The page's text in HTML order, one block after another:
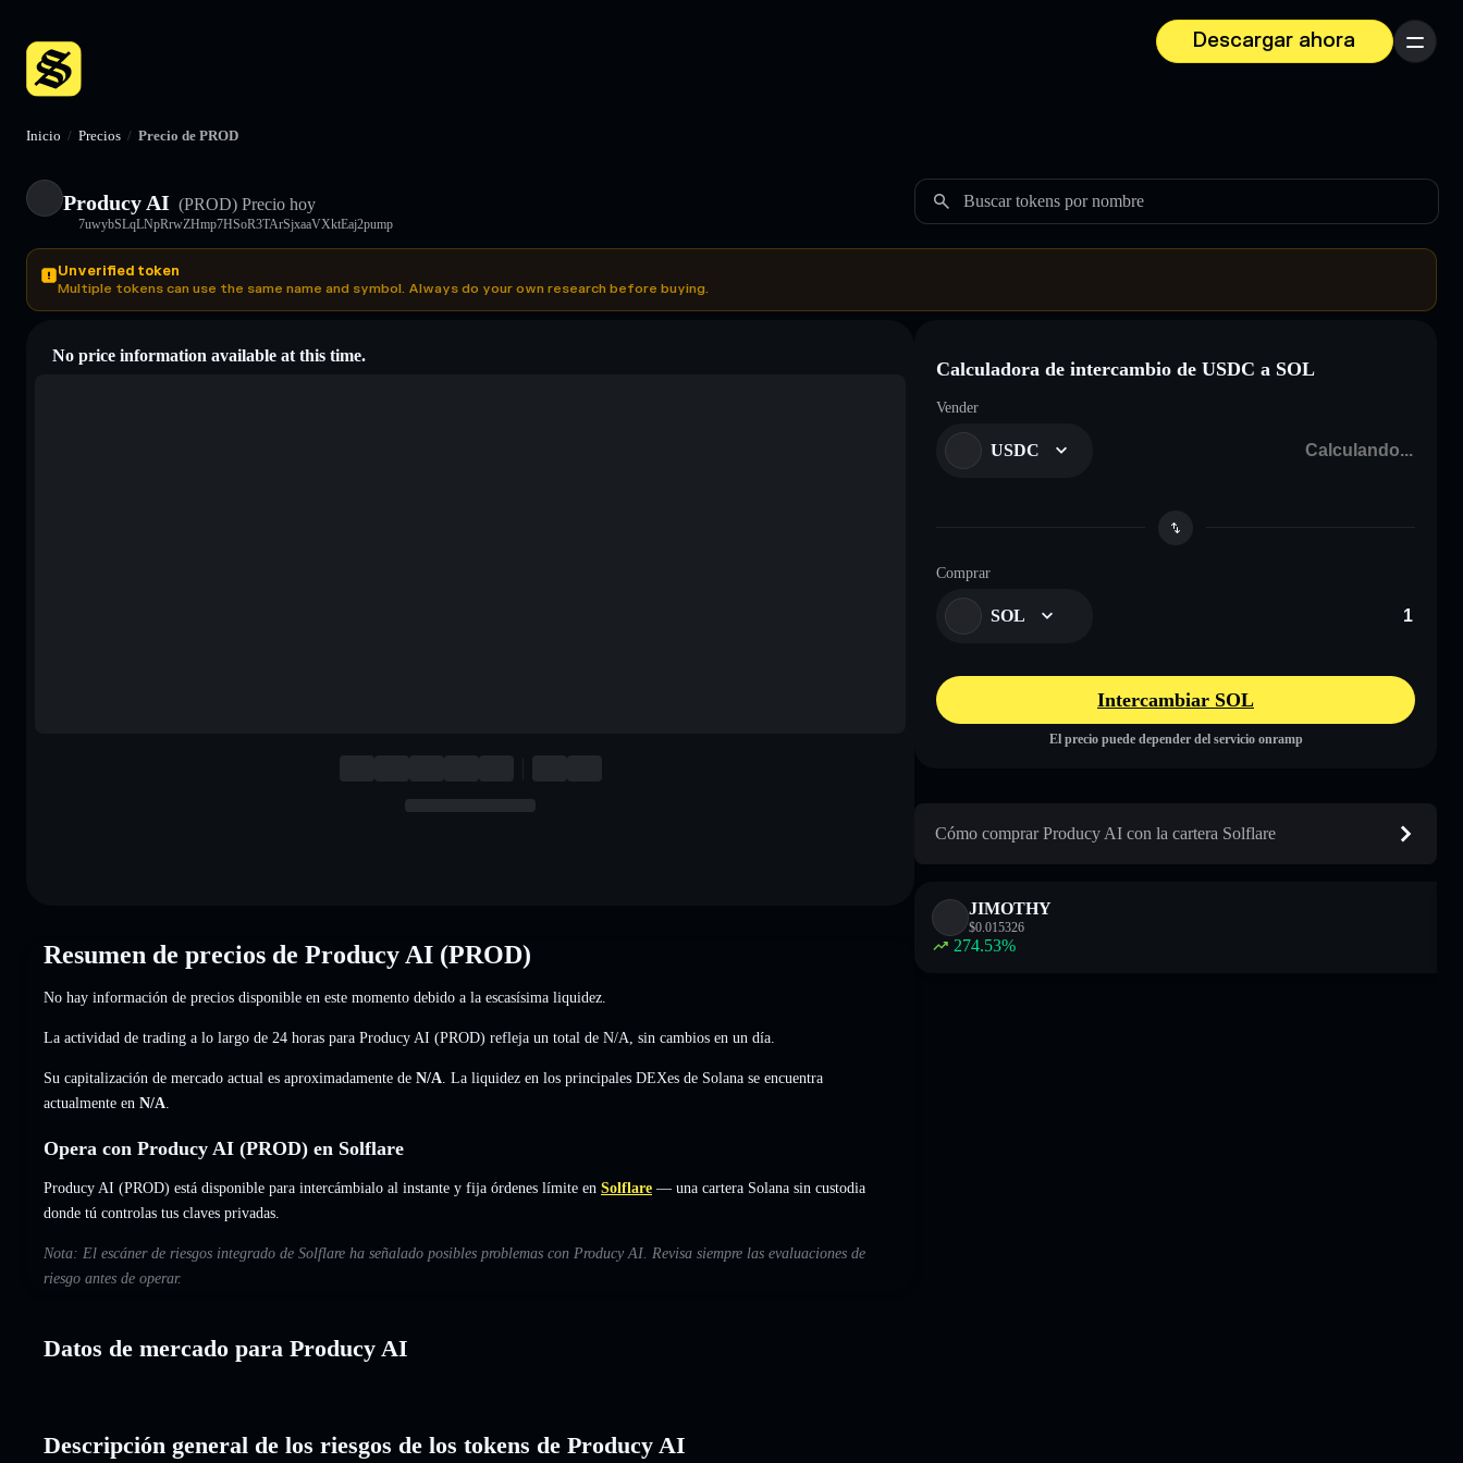
Descargar ahora
Menú
Inicio / Precios / Precio de PROD
Producy AI (PROD) Precio hoy
7uwybSLqLNpRrwZHmp7HSoR3TArSjxaaVXktEaj2pump
Buscar tokens por nombre
Unverified token
Multiple tokens can use the same name and symbol. Always do your own research before buying.
No price information available at this time.
Resumen de precios de Producy AI (PROD)
No hay información de precios disponible en este momento debido a la escasísima liquidez.
La actividad de trading a lo largo de 24 horas para Producy AI (PROD) refleja un total de N/A sin cambios en un día.
Su capitalización de mercado actual es aproximadamente de N/A . La liquidez en los principales DEXes de Solana se encuentra
actualmente en N/A
Opera con Producy AI (PROD) en Solflare
Producy AI (PROD) está disponible para intercámbialo al instante y fija órdenes límite en Solflare — una cartera Solana sin custodia
donde tú controlas tus claves privadas.
Nota: El escáner de riesgos integrado de Solflare ha señalado posibles problemas con Producy AI. Revisa siempre las evaluaciones de
riesgo antes de operar.
Datos de mercado para Producy AI
Descripción general de los riesgos de los tokens de Producy AI
Calculadora de intercambio de USDC a SOL
Vender
USDC
Comprar
SOL
Intercambiar SOL
El precio puede depender del servicio onramp
Cómo comprar Producy AI con la cartera Solflare
JIMOTHY
$0.015326
274.53%